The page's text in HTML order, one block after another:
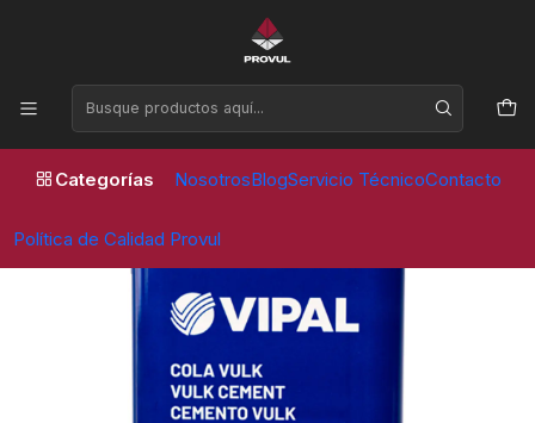
Categorías NosotrosBlogServicio TécnicoContacto
Política de Calidad Provul
Horario de atención Lunes a Viernes de 09:00 a 17:30 horas
Inicio Parches
COLA VULK - VIPAL (CEMENTO NEGRO) - FORMATO PEQUEÑO